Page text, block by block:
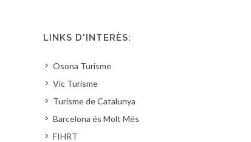
LINKS D'INTERÈS:
Osona Turisme
Vic Turisme
Turisme de Catalunya
Barcelona és Molt Més
FIHRT